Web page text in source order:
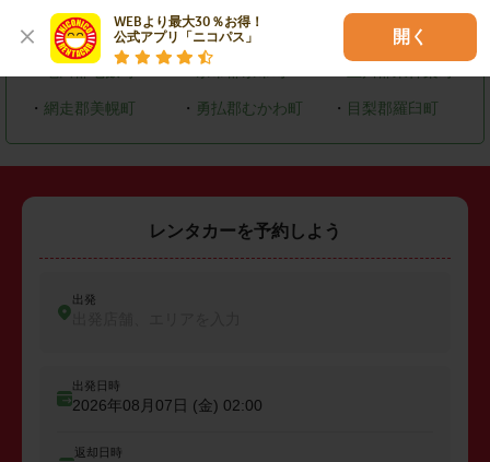
WEBより最大30％お得！
公式アプリ「ニコパス」
開く
・ 恵庭市 ・北広島市
・ 網走郡美幌町 ・ 勇払郡むかわ町 ・ 目梨郡羅臼町
レンタカーを予約しよう
出発
出発日時
2026年08月07日 (金) 02:00
返却日時